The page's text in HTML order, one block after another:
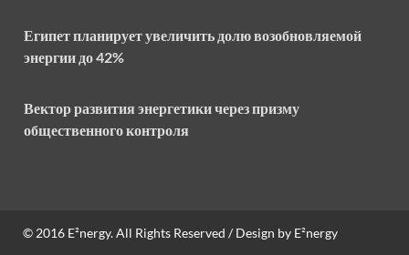
Египет планирует увеличить долю возобновляемой
энергии до 42%
Вектор развития энергетики через призму
общественного контроля
© 2016 E²nergy. All Rights Reserved / Design by E²nergy